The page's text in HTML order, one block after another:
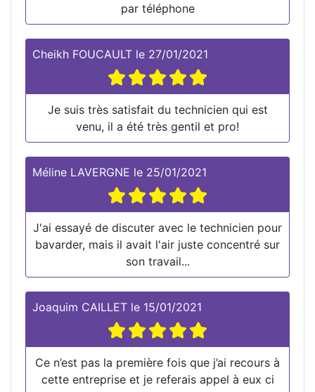
par téléphone
Cheikh FOUCAULT le 27/01/2021
Je suis très satisfait du technicien qui est
venu, il a été très gentil et pro!
Méline LAVERGNE le 25/01/2021
J'ai essayé de discuter avec le technicien pour
bavarder, mais il avait l'air juste concentré sur
son travail...
Joaquim CAILLET le 15/01/2021
Ce n’est pas la première fois que j’ai recours à
cette entreprise et je referais appel à eux ci